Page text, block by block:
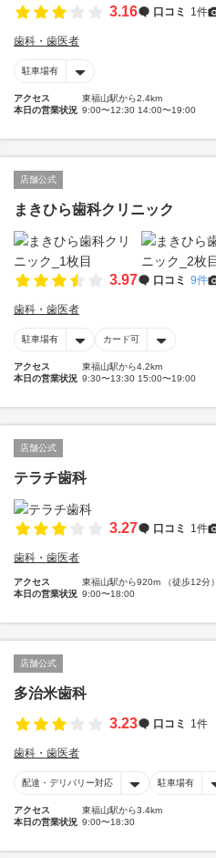
3.16 口コミ 1件
歯科・歯医者
駐車場有
アクセス
東福山駅から2.4km
本日の営業状況 9:00〜12:30 14:00〜19:00
店舗公式
まきひら歯科クリニック
3.97 口コミ 9件
歯科・歯医者
駐車場有 カード可
アクセス
東福山駅から4.2km
本日の営業状況 9:30〜13:30 15:00〜19:00
店舗公式
テラチ歯科
3.27 口コミ 1件
歯科・歯医者
アクセス
東福山駅から920m （徒歩12分）
本日の営業状況 9:00〜18:00
店舗公式
多治米歯科
3.23
口コミ 1件
歯科・歯医者
配達・デリバリー対応 駐車場有
アクセス
東福山駅から3.4km
本日の営業状況 9:00〜18:30